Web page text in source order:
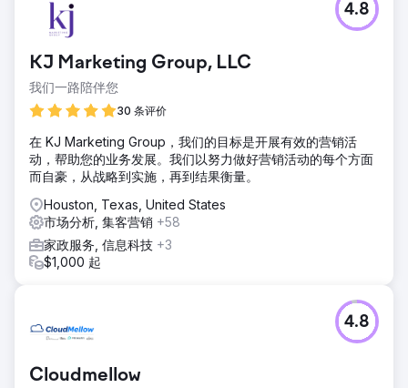
KJ Marketing Group, LLC
我们一路陪伴您
30 条评价
4.8
在 KJ Marketing Group，我们的目标是开展有效的营销活
动，帮助您的业务发展。我们以努力做好营销活动的每个方面
而自豪，从战略到实施，再到结果衡量。
Houston, Texas, United States
市场分析, 集客营销 +58
家政服务, 信息科技 +3
$1,000 起
Cloudmellow
4.8